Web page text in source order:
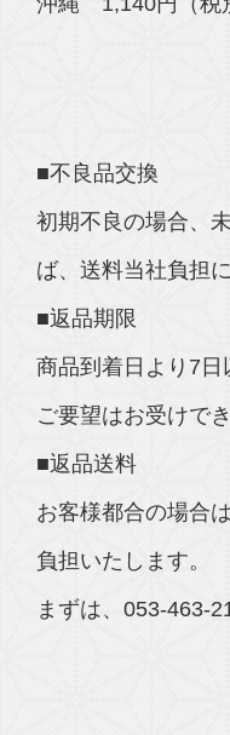
■不良品交換
初期不良の場合、
ば、送料当社負担
■返品期限
商品到着日より7
ご要望はお受けで
■返品送料
お客様都合の場合
負担いたします。
まずは、053-463-